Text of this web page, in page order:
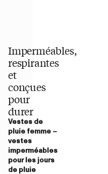
Imperméables,
respirantes
et
conçues
pour
durer
Vestes de
pluie femme –
vestes
imperméables
pour les jours
de pluie